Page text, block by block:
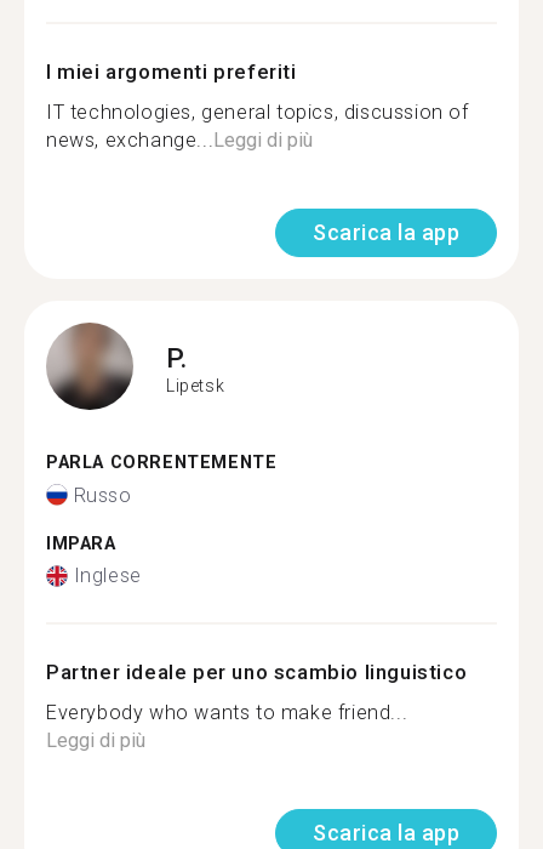
I miei argomenti preferiti
IT technologies, general topics, discussion of
news, exchange...Leggi di più
Scarica la app
P.
Lipetsk
PARLA CORRENTEMENTE
Russo
IMPARA
Inglese
Partner ideale per uno scambio linguistico
Everybody who wants to make friend...
Leggi di più
Scarica la app